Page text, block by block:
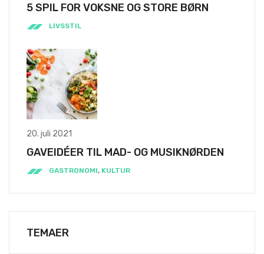
5 SPIL FOR VOKSNE OG STORE BØRN
LIVSSTIL
20. juli 2021
GAVEIDÉER TIL MAD- OG MUSIKNØRDEN
GASTRONOMI, KULTUR
TEMAER